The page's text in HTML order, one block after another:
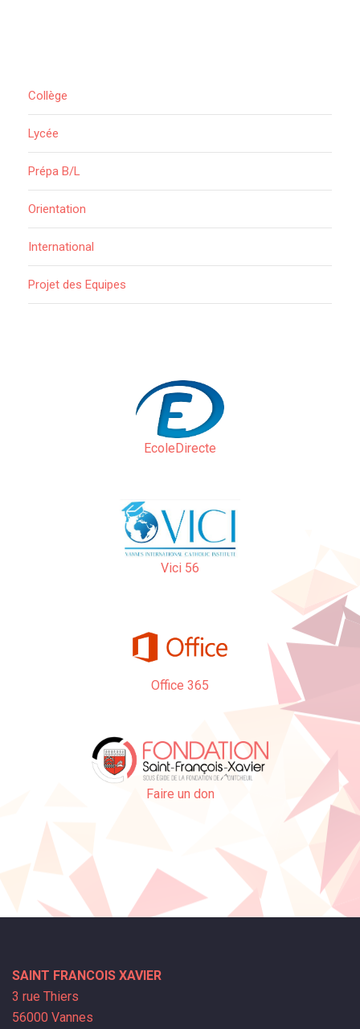
Collège
Lycée
Prépa B/L
Orientation
International
Projet des Equipes
EcoleDirecte
Vici 56
Office 365
Faire un don
SAINT FRANCOIS XAVIER
3 rue Thiers
56000 Vannes